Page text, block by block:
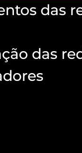
das
das